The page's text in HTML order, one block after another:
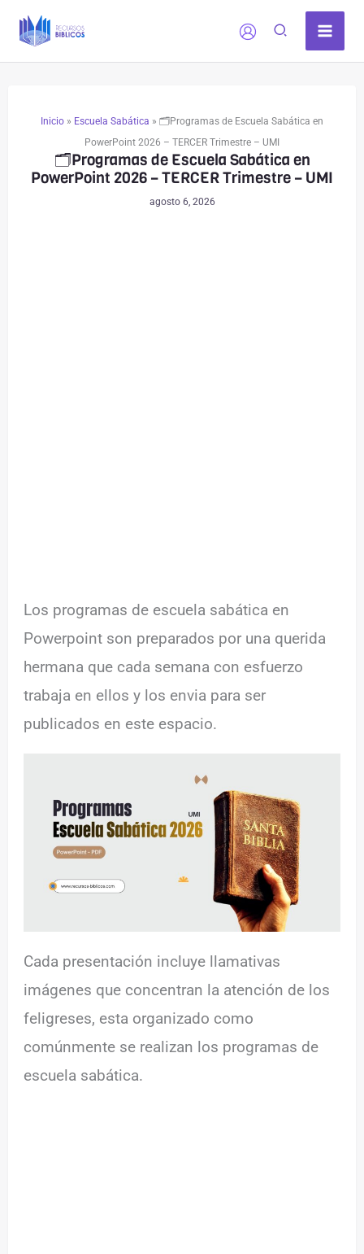
Inicio » Escuela Sabática » 🗂️Programas de Escuela Sabática en
PowerPoint 2026 – TERCER Trimestre – UMI
🗂️Programas de Escuela Sabática en
PowerPoint 2026 – TERCER Trimestre – UMI
agosto 6, 2026
Los programas de escuela sabática en
Powerpoint son preparados por una querida
hermana que cada semana con esfuerzo
trabaja en ellos y los envia para ser
publicados en este espacio.
Cada presentación incluye llamativas
imágenes que concentran la atención de los
feligreses, esta organizado como
comúnmente se realizan los programas de
escuela sabática.
siguientes
siguientes